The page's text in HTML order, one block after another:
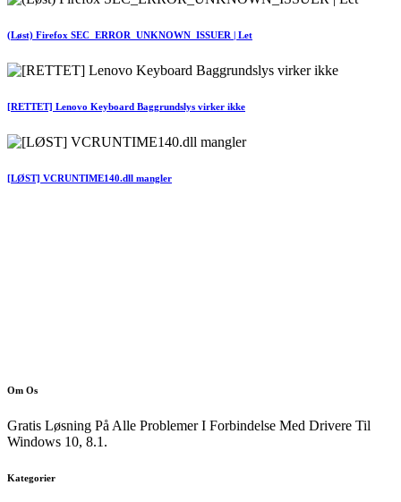
(Løst) Firefox SEC_ERROR_UNKNOWN_ISSUER | Let
[RETTET] Lenovo Keyboard Baggrundslys virker ikke
[LØST] VCRUNTIME140.dll mangler
Om Os
Gratis Løsning På Alle Problemer I Forbindelse Med Drivere Til
Windows 10, 8.1.
Kategorier